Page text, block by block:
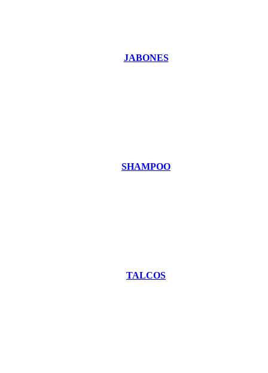
JABONES
SHAMPOO
TALCOS